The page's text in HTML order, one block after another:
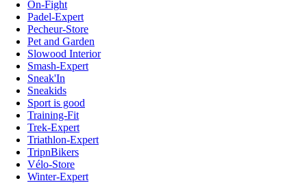
On-Fight
Padel-Expert
Pecheur-Store
Pet and Garden
Slowood Interior
Smash-Expert
Sneak'In
Sneakids
Sport is good
Training-Fit
Trek-Expert
Triathlon-Expert
TripnBikers
Vélo-Store
Winter-Expert